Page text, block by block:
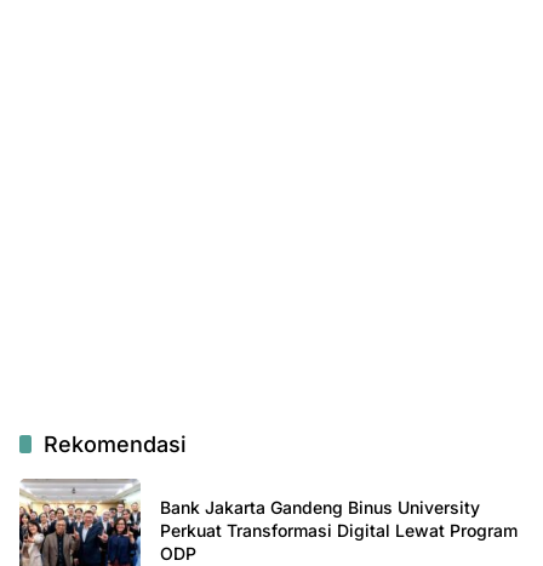
Rekomendasi
Bank Jakarta Gandeng Binus University
Perkuat Transformasi Digital Lewat Program
ODP